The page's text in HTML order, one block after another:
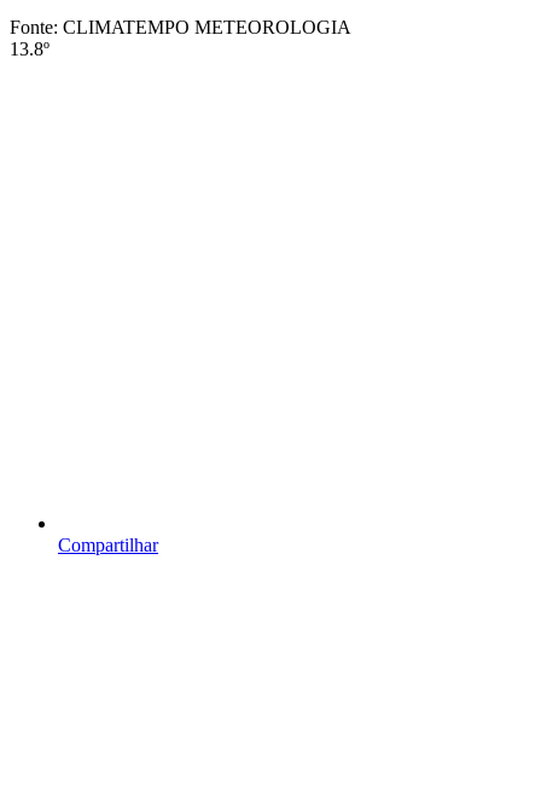
Fonte: CLIMATEMPO METEOROLOGIA
13.8º
Compartilhar